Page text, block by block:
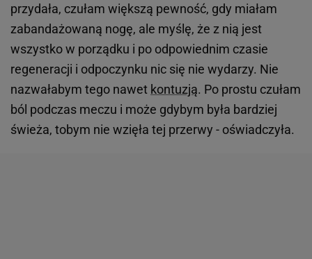
przydała, czułam większą pewność, gdy miałam
zabandażowaną nogę, ale myślę, że z nią jest
wszystko w porządku i po odpowiednim czasie
regeneracji i odpoczynku nic się nie wydarzy. Nie
nazwałabym tego nawet kontuzją. Po prostu czułam
ból podczas meczu i może gdybym była bardziej
świeża, tobym nie wzięła tej przerwy - oświadczyła.